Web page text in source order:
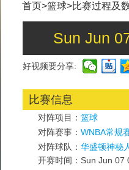
首页>篮球>比赛过程及
Sun Jun
好视频要分享:
比赛信息
对阵项目： 篮球
对阵赛事： WNBA常规
对阵球队： 华盛顿神秘
开赛时间：Sun Jun 07